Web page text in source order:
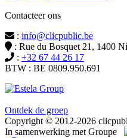
Contacteer ons
: info@clicpublic.be
: Rue du Bosquet 21, 1400
: +32 67 44 26 17
BTW : BE 0809.950.691
Ontdek de groep
Copyright © 2012-2026
In samenwerking met Groupe